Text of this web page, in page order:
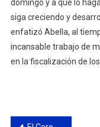
domingo y a que lo
siga creciendo y
enfatizó Abella, al
incansable trabajo de
en la fiscalización de